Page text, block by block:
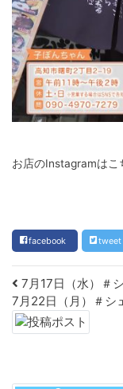
お店のInstagramはこ
facebook tweet
Post
7月17日（水）＃
7月22日（月）＃